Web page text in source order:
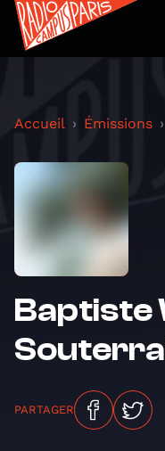
Accueil Émissions
Baptiste
PARTAGER